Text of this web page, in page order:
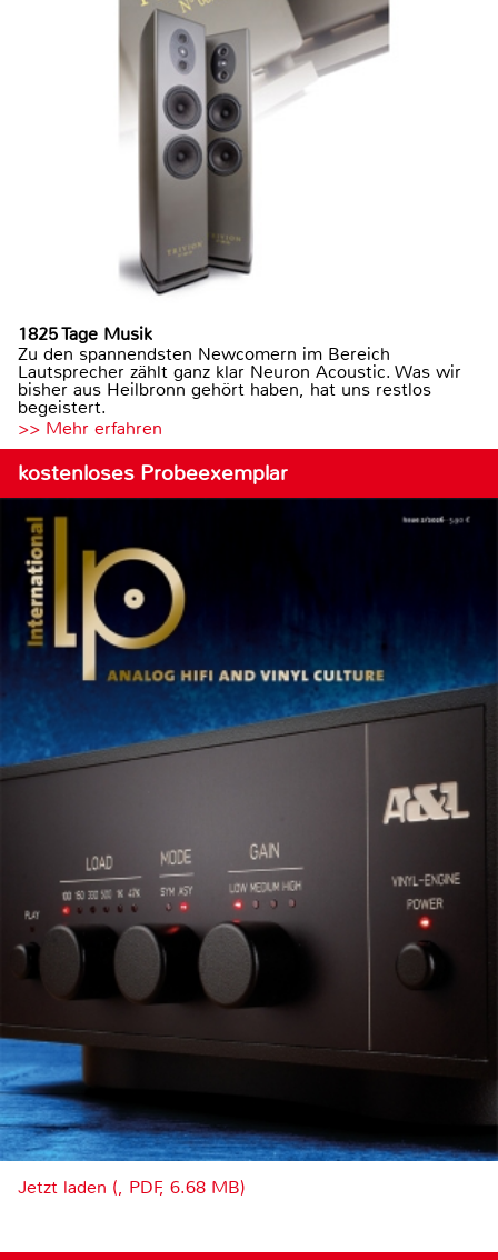
1825 Tage Musik
Zu den spannendsten Newcomern im Bereich
Lautsprecher zählt ganz klar Neuron Acoustic. Was wir
bisher aus Heilbronn gehört haben, hat uns restlos
begeistert.
>> Mehr erfahren
kostenloses Probeexemplar
Jetzt laden (, PDF, 6.68 MB)